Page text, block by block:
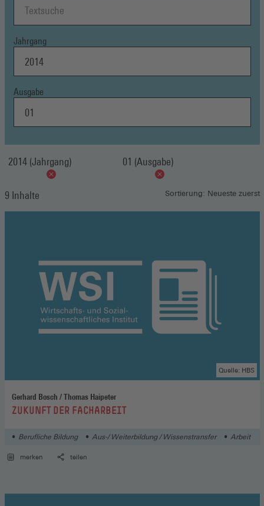
Jahrgang
Ausgabe
2014 (Jahrgang) 01 (Ausgabe)
9 Inhalte Sortierung: Neueste zuerst
Gerhard Bosch / Thomas Haipeter
:ZUKUNFT DER FACHARBEIT
Quelle: HBS
Berufliche Bildung Aus-/ Weiterbildung / Wissenstransfer Arbeit
merken teilen